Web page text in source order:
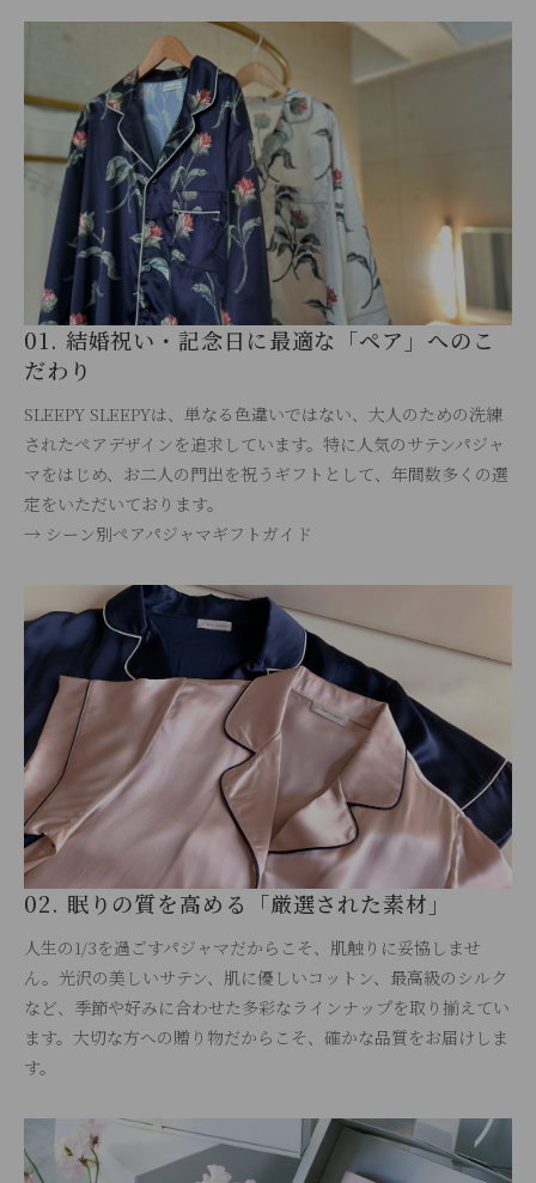
01. 結婚祝い・記念日に最適な「ペア」へのこ
だわり
SLEEPY SLEEPYは、単なる色違いではない、大人のための洗練
されたペアデザインを追求しています。特に人気のサテンパジャ
マをはじめ、お二人の門出を祝うギフトとして、年間数多くの選
定をいただいております。
→ シーン別ペアパジャマギフトガイド
02. 眠りの質を高める「厳選された素材」
人生の1/3を過ごすパジャマだからこそ、肌触りに妥協しませ
ん。光沢の美しいサテン、肌に優しいコットン、最高級のシルク
など、季節や好みに合わせた多彩なラインナップを取り揃えてい
ます。大切な方への贈り物だからこそ、確かな品質をお届けしま
す。